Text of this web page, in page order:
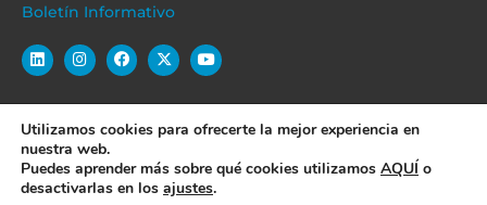
Boletín Informativo
POLÍTICA DE COOKIES POLÍTICA DE PRIVACIDAD
POLÍTICA DE PROTECCIÓN DE DATOS
Utilizamos cookies para ofrecerte la mejor experiencia en
nuestra web.
Puedes aprender más sobre qué cookies utilizamos AQUÍ o
desactivarlas en los ajustes.